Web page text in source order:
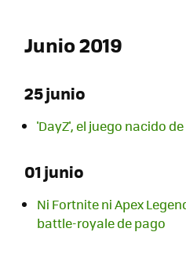
Junio 2019
25 junio
'DayZ', el juego nacido
01 junio
Ni Fortnite ni Apex
battle-royale de pago